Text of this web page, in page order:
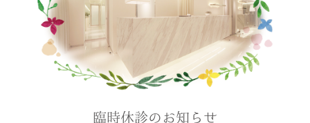
臨時休診のお知らせ